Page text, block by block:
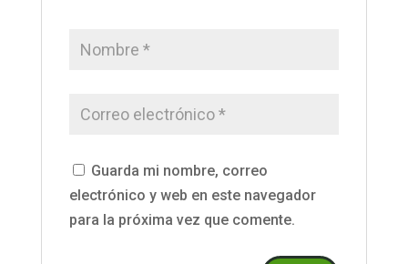
Guarda mi nombre, correo
electrónico y web en este navegador
para la próxima vez que comente.